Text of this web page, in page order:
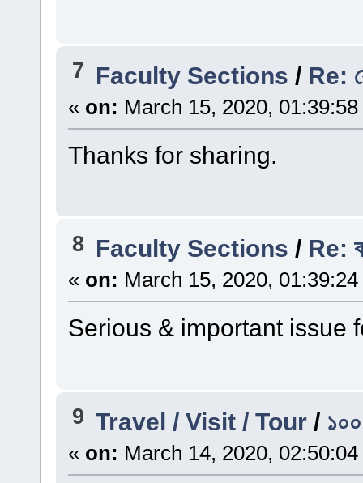
7 Faculty Sections / Re:
« on: March 15, 2020,
Thanks for sharing.
8 Faculty Sections / Re:
« on: March 15, 2020,
Serious & important issue
9 Travel / Visit / Tour /
« on: March 14, 2020,